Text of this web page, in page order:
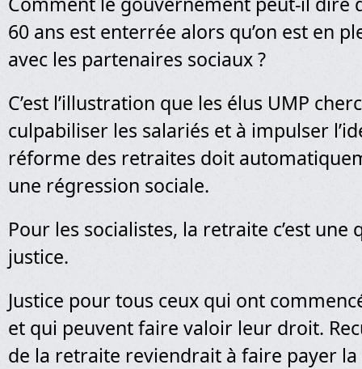
60 ans est enterrée alors qu’on est en
avec les partenaires sociaux ?
C’est l’illustration que les élus UMP
culpabiliser les salariés et à impulser
réforme des retraites doit
une régression sociale.
Pour les socialistes, la retraite c’est une
justice.
Justice pour tous ceux qui ont
et qui peuvent faire valoir leur droit.
de la retraite reviendrait à faire payer